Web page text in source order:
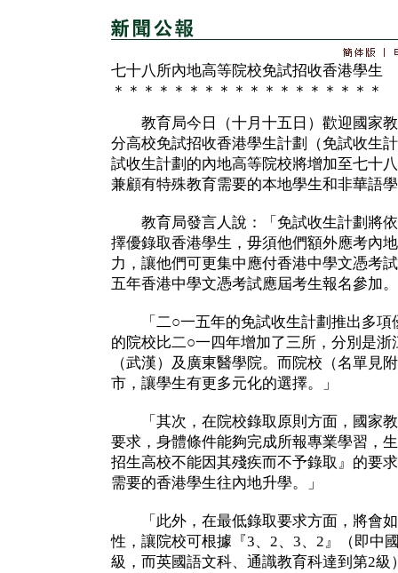
七十八所內地高等院校免試招收香港學生
＊＊＊＊＊＊＊＊＊＊＊＊＊＊＊＊＊＊
教育局今日（十月十五日）歡迎國家教
分高校免試招收香港學生計劃（免試收生
試收生計劃的內地高等院校將增加至七十
兼顧有特殊教育需要的本地學生和非華語
教育局發言人說：「免試收生計劃將依
擇優錄取香港學生，毋須他們額外應考內
力，讓他們可更集中應付香港中學文憑考
五年香港中學文憑考試應屆考生報名參加
「二○一五年的免試收生計劃推出多項
的院校比二○一四年增加了三所，分別是
（武漢）及廣東醫學院。而院校（名單見
市，讓學生有更多元化的選擇。」
「其次，在院校錄取原則方面，國家教
要求，身體條件能夠完成所報專業學習，
招生高校不能因其殘疾而不予錄取』的要
需要的香港學生往內地升學。」
「此外，在最低錄取要求方面，將會如
性，讓院校可根據『3、2、3、2』（即中
級，而英國語文科、通識教育科達到第2